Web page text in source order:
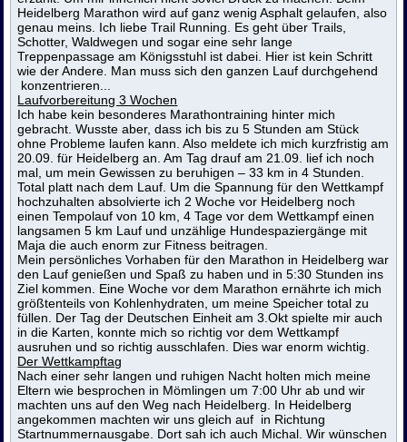
Heidelberg Marathon wird auf ganz wenig Asphalt gelaufen, also
genau meins. Ich liebe Trail Running. Es geht über Trails,
Schotter, Waldwegen und sogar eine sehr lange
Treppenpassage am Königsstuhl ist dabei. Hier ist kein Schritt
wie der Andere. Man muss sich den ganzen Lauf durchgehend
konzentrieren...
Laufvorbereitung 3 Wochen
Ich habe kein besonderes Marathontraining hinter mich
gebracht. Wusste aber, dass ich bis zu 5 Stunden am Stück
ohne Probleme laufen kann. Also meldete ich mich kurzfristig am
20.09. für Heidelberg an. Am Tag drauf am 21.09. lief ich noch
mal, um mein Gewissen zu beruhigen – 33 km in 4 Stunden.
Total platt nach dem Lauf. Um die Spannung für den Wettkampf
hochzuhalten absolvierte ich 2 Woche vor Heidelberg noch
einen Tempolauf von 10 km, 4 Tage vor dem Wettkampf einen
langsamen 5 km Lauf und unzählige Hundespaziergänge mit
Maja die auch enorm zur Fitness beitragen.
Mein persönliches Vorhaben für den Marathon in Heidelberg war
den Lauf genießen und Spaß zu haben und in 5:30 Stunden ins
Ziel kommen. Eine Woche vor dem Marathon ernährte ich mich
größtenteils von Kohlenhydraten, um meine Speicher total zu
füllen. Der Tag der Deutschen Einheit am 3.Okt spielte mir auch
in die Karten, konnte mich so richtig vor dem Wettkampf
ausruhen und so richtig ausschlafen. Dies war enorm wichtig.
Der Wettkampftag
Nach einer sehr langen und ruhigen Nacht holten mich meine
Eltern wie besprochen in Mömlingen um 7:00 Uhr ab und wir
machten uns auf den Weg nach Heidelberg. In Heidelberg
angekommen machten wir uns gleich auf in Richtung
Startnummernausgabe. Dort sah ich auch Michal. Wir wünschen